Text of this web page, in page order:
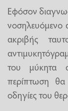
Εφόσον
νοσηλευόμενο
ακριβής
του μύκητα
περίπτωση θα
οδηγίες του